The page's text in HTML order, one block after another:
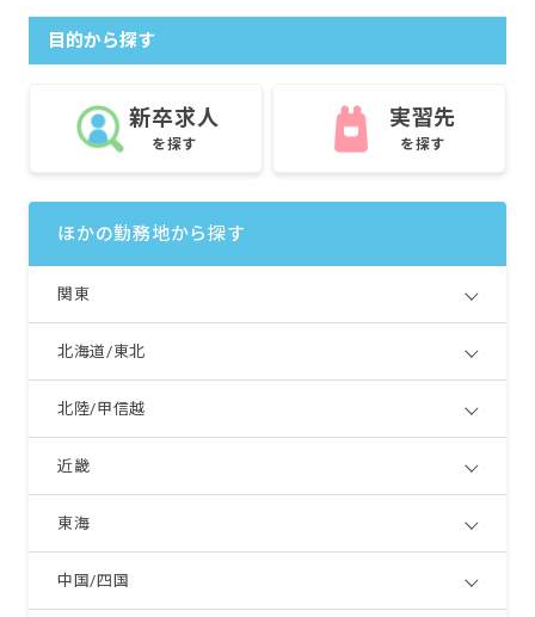
目的から探す
新卒求人
を探す
実習先
を探す
ほかの勤務地から探す
関東
北海道/東北
北陸/甲信越
近畿
東海
中国/四国